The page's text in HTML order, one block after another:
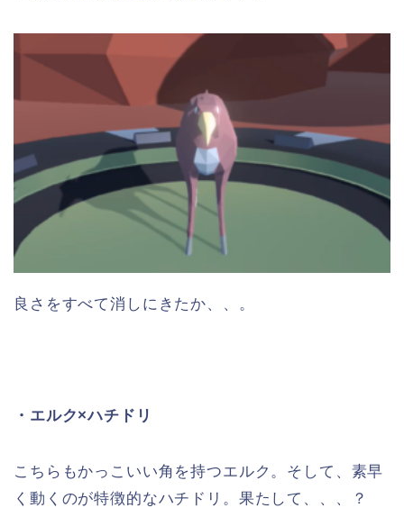
良さをすべて消しにきたか、、。
・エルク×ハチドリ
こちらもかっこいい角を持つエルク。そして、素早
く動くのが特徴的なハチドリ。果たして、、、？